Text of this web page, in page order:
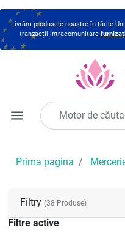
Livrăm produsele noastre în țările
tranzacții intracomunitare
menu
Prima pagina
Filtry (38 Produse)
Filtre active